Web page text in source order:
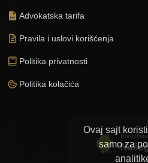
Advokatska tarifa
Pravila i uslovi korišćenja
Politika privatnosti
Politika kolačića
Ovaj sajt
samo za